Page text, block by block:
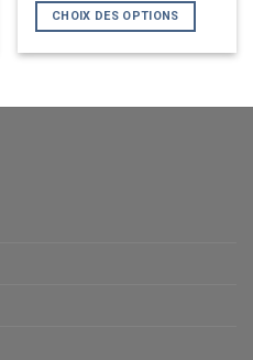
CHOIX DES OPTIONS
variations.
Les
options
être